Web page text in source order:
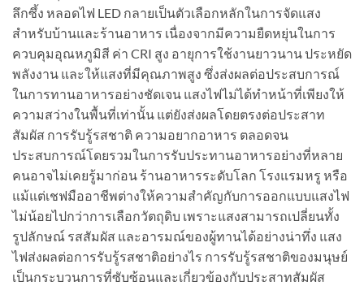
ลึกซึ้ง หลอดไฟ LED กลายเป็นตัวเลือกหลักในการจัดแสง
สำหรับบ้านและร้านอาหาร เนื่องจากมีความยืดหยุ่นในการ
ควบคุมอุณหภูมิสี ค่า CRI สูง อายุการใช้งานยาวนาน ประหยัด
พลังงาน และให้แสงที่มีคุณภาพสูง ซึ่งส่งผลต่อประสบการณ์
ในการทานอาหารอย่างชัดเจน แสงไฟไม่ได้ทำหน้าที่เพียงให้
ความสว่างในพื้นที่เท่านั้น แต่ยังส่งผลโดยตรงต่อประสาท
สัมผัส การรับรู้รสชาติ ความอยากอาหาร ตลอดจน
ประสบการณ์โดยรวมในการรับประทานอาหารอย่างที่หลาย
คนอาจไม่เคยรู้มาก่อน ร้านอาหารระดับโลก โรงแรมหรู หรือ
แม้แต่เชฟมืออาชีพต่างให้ความสำคัญกับการออกแบบแสงไฟ
ไม่น้อยไปกว่าการเลือกวัตถุดิบ เพราะแสงสามารถเปลี่ยนทั้ง
รูปลักษณ์ รสสัมผัส และอารมณ์ของผู้ทานได้อย่างน่าทึ่ง แสง
ไฟส่งผลต่อการรับรู้รสชาติอย่างไร การรับรู้รสชาติของมนุษย์
เป็นกระบวนการที่ซับซ้อนและเกี่ยวข้องกับประสาทสัมผัส